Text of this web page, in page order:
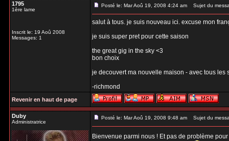
1795
1ère lame
Inscrit le: 19 Aoû 2008
Messages: 1
Posté le: Mar Aoû 19, 2008 4:24 am Sujet du
salut à tous. je suis nouveau ici. excuse mon
je suis super pret pour cette saison
the great gig in the sky <3
bon choix
je decouvert ma nouvelle maison - avec tous les
-richmond
Revenir en haut de page
Duby
Administratrice
Posté le: Mar Aoû 19, 2008 9:48 am Sujet du
Bienvenue parmi nous ! Et pas de problème